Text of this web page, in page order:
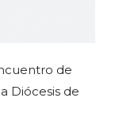
de
Diócesis de